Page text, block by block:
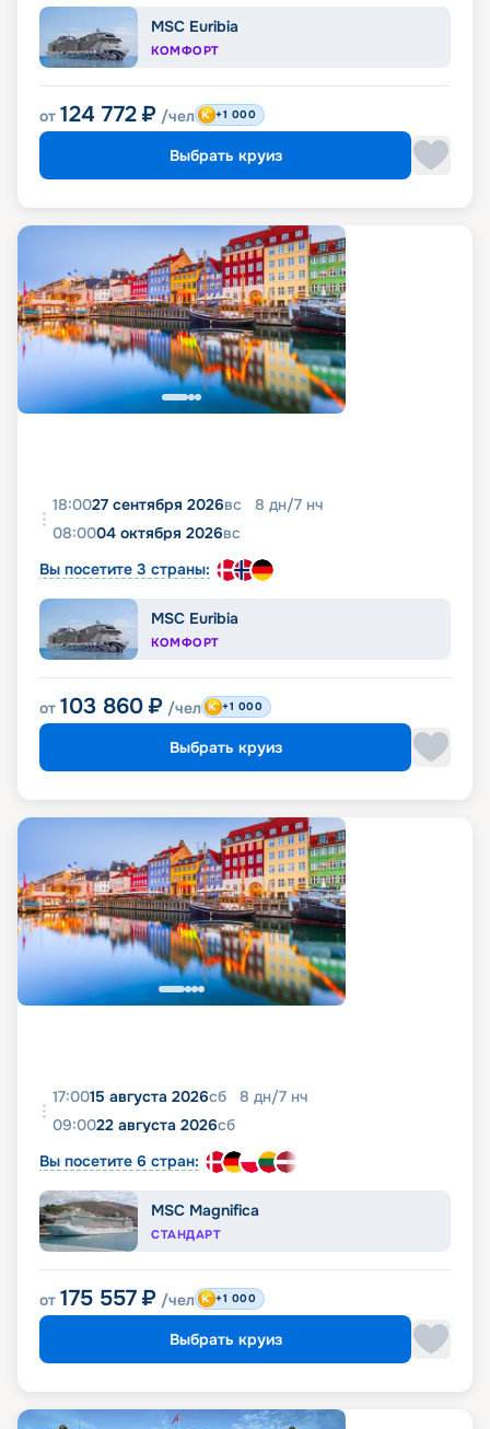
MSC Euribia
КОМФОРТ
от 124 772 ₽ /чел +1 000
Выбрать круиз
18:0027 сентября 2026вс 8 дн/7 нч
08:0004 октября 2026вс
Вы посетите 3 страны:
MSC Euribia
КОМФОРТ
от 103 860 ₽ /чел +1 000
Выбрать круиз
17:0015 августа 2026сб 8 дн/7 нч
09:0022 августа 2026сб
Вы посетите 6 стран:
MSC Magnifica
СТАНДАРТ
от 175 557 ₽ /чел +1 000
Выбрать круиз